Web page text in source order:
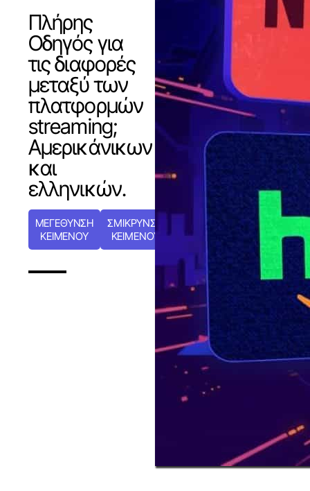
Πλήρης
Οδηγός για
τις διαφορές
μεταξύ των
πλατφορμών
streaming;
Αμερικάνικων
και
ελληνικών.
ΜΕΓΕΘΥΝΣΗ
ΚΕΙΜΕΝΟΥ
ΣΜΙΚΡΥΝΣΗ
ΚΕΙΜΕΝΟΥ